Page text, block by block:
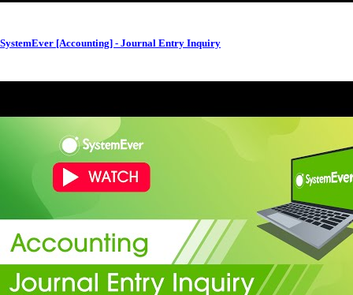
SystemEver [Accounting] - Journal Entry Inquiry